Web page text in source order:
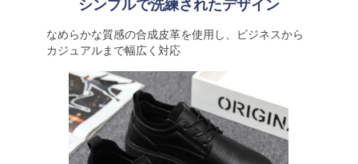
シンプルで洗練されたデザイン
なめらかな質感の合成皮革を使用し、ビジネスから
カジュアルまで幅広く対応